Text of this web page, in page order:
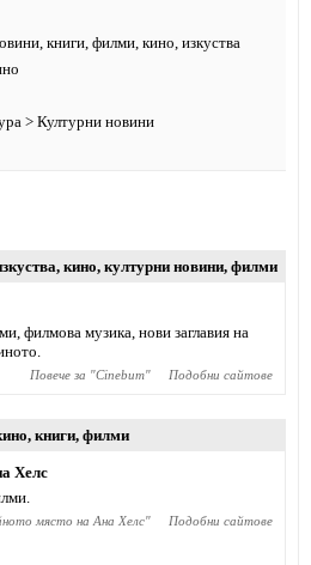
, книги, филми, кино, изкуства
> Културни новини
, кино, културни новини, филми
филмова музика, нови заглавия на
Повече за "Cinebum" Подобни сайтове
, книги, филми
Хелс
място на Ана Хелс" Подобни сайтове